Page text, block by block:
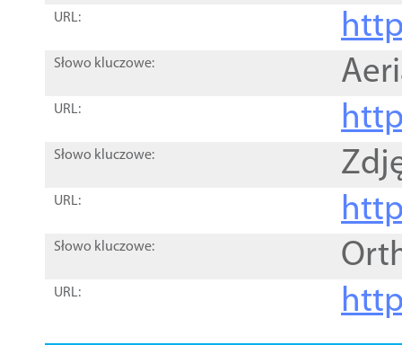
URL:
Słowo kluczowe:
URL:
Słowo kluczowe:
URL:
Słowo kluczowe:
URL: